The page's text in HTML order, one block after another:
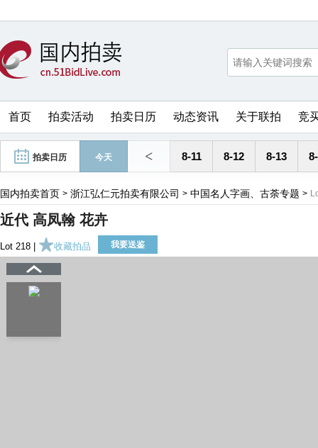
首页 拍卖活动 拍卖日历 动态资讯 关于联拍 竞
拍卖日历 今天 < 8-11 8-12 8-13
国内拍卖首页 > 浙江弘仁元拍卖有限公司 > 中国名人字画、古荼专题 >
近代 高凤翰 花卉
Lot 218 | 收藏拍品 我要送鉴